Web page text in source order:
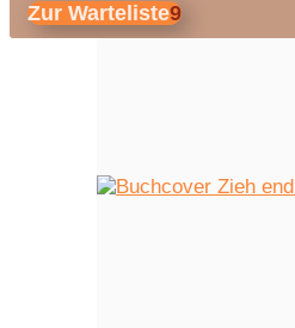
Zur Warteliste